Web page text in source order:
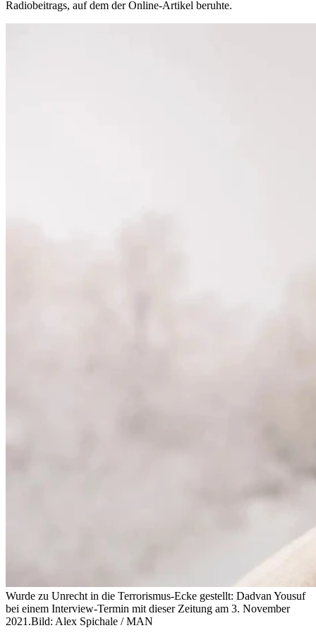
Radiobeitrags, auf dem der Online-Artikel beruhte.
Wurde zu Unrecht in die Terrorismus-Ecke gestellt: Dadvan Yousuf
bei einem Interview-Termin mit dieser Zeitung am 3. November
2021.Bild: Alex Spichale / MAN